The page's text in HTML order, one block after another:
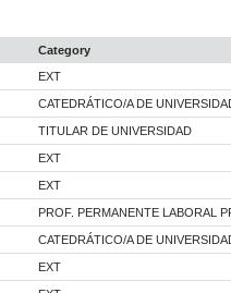
Category
EXT
CATEDRÁTICO/A DE
TITULAR DE UNIVERSIDAD
EXT
EXT
PROF. PERMANENTE LABORAL
CATEDRÁTICO/A DE
EXT